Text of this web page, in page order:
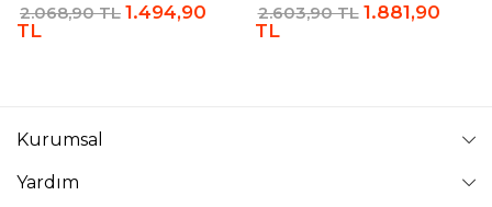
2.068,90 TL 1.494,90
TL
2.603,90 TL 1.881,90
TL
Kurumsal
Yardım